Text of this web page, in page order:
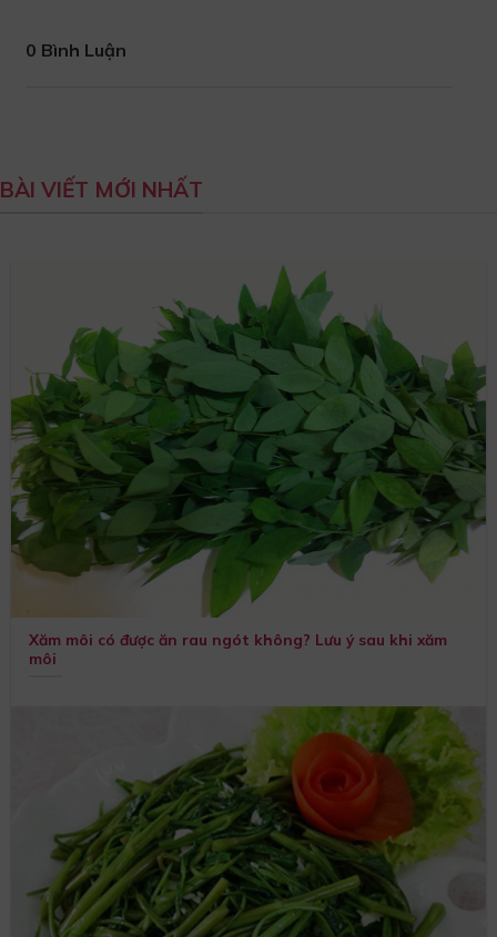
0 Bình Luận
BÀI VIẾT MỚI NHẤT
Xăm môi có được ăn rau ngót không? Lưu ý sau khi xăm
môi